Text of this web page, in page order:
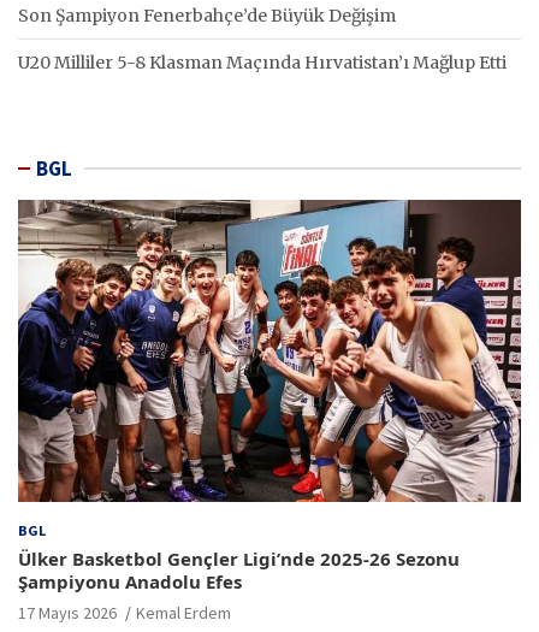
Son Şampiyon Fenerbahçe’de Büyük Değişim
U20 Milliler 5-8 Klasman Maçında Hırvatistan’ı Mağlup Etti
BGL
BGL
Ülker Basketbol Gençler Ligi’nde 2025-26 Sezonu
Şampiyonu Anadolu Efes
17 Mayıs 2026 Kemal Erdem